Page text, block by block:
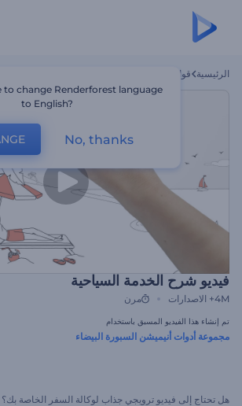
الرئيسية قوالب
فيديو شرح الخدمة السياحية
4M+ الاصدارات مرن
تم إنشاء هذا الفيديو المسبق باستخدام
مجموعة أدوات أنيميشن السبورة البيضاء
هل تحتاج إلى فيديو ترويجي جذاب لوكالة السفر الخاصة بك؟
to change Renderforest language
to English?
No, thanks